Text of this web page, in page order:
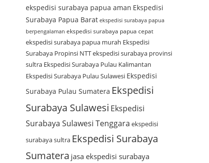
ekspedisi surabaya papua aman Ekspedisi
Surabaya Papua Barat ekspedisi surabaya papua
berpengalaman ekspedisi surabaya papua cepat
ekspedisi surabaya papua murah Ekspedisi
Surabaya Propinsi NTTekspedisi surabaya provinsi
sultra Ekspedisi Surabaya Pulau Kalimantan
Ekspedisi Surabaya Pulau Sulawesi Ekspedisi
Surabaya Pulau Sumatera Ekspedisi
Surabaya Sulawesi Ekspedisi
Surabaya Sulawesi Tenggara ekspedisi
surabaya sultra Ekspedisi Surabaya
Sumatera jasa ekspedisi surabaya